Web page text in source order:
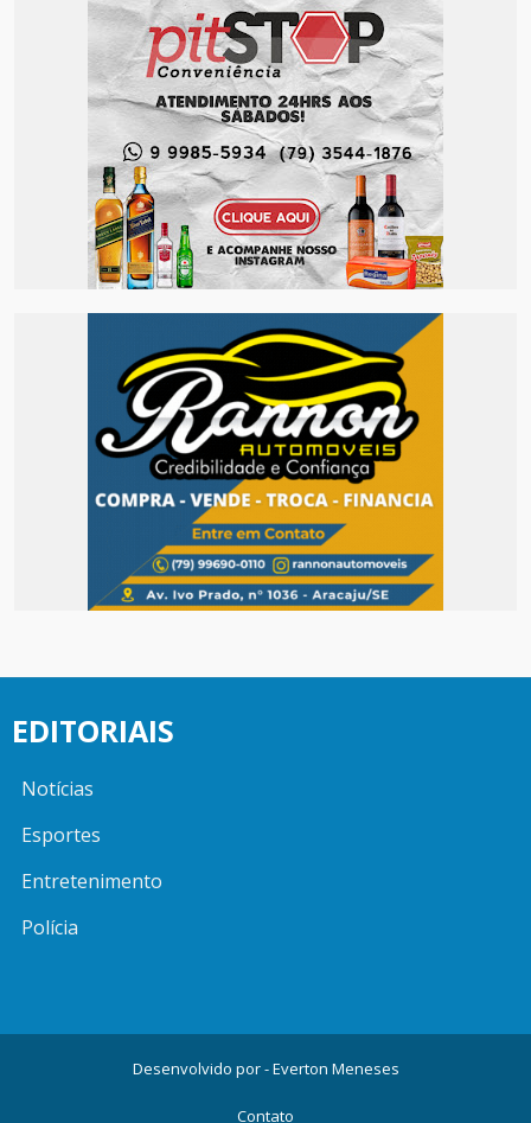
EDITORIAIS
Notícias
Esportes
Entretenimento
Polícia
Desenvolvido por -Everton Meneses
Contato